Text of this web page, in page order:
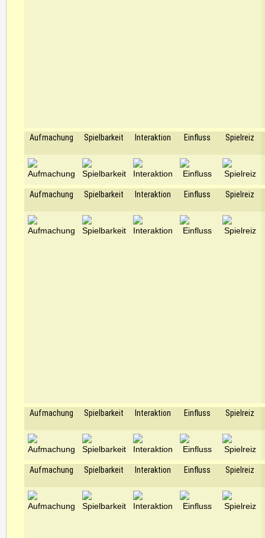
Aufmachung Spielbarkeit Interaktion Einfluss Spielreiz
Aufmachung Spielbarkeit Interaktion Einfluss Spielreiz
Aufmachung Spielbarkeit Interaktion Einfluss Spielreiz
Aufmachung Spielbarkeit Interaktion Einfluss Spielreiz